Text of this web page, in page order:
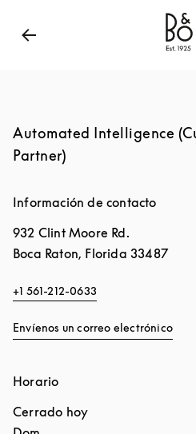
Bang &
Automated Intelligence
Partner)
Información de contacto
932 Clint Moore Rd.
Boca Raton, Florida 33487
+1 561-212-0633
Envíenos un correo electrónico
Horario
Cerrado hoy